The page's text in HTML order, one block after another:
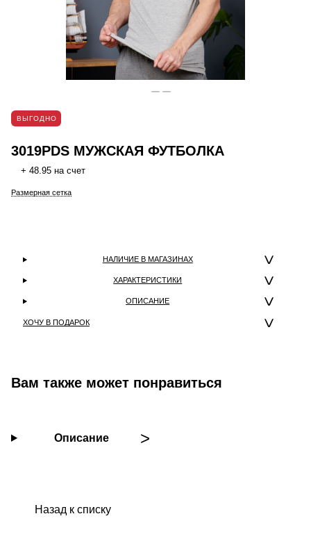
ВЫГОДНО
3019PDS МУЖСКАЯ ФУТБОЛКА
+ 48.95 на счет
Размерная сетка
НАЛИЧИЕ В МАГАЗИНАХ
ХАРАКТЕРИСТИКИ
ОПИСАНИЕ
ХОЧУ В ПОДАРОК
Вам также может понравиться
Описание
Назад к списку